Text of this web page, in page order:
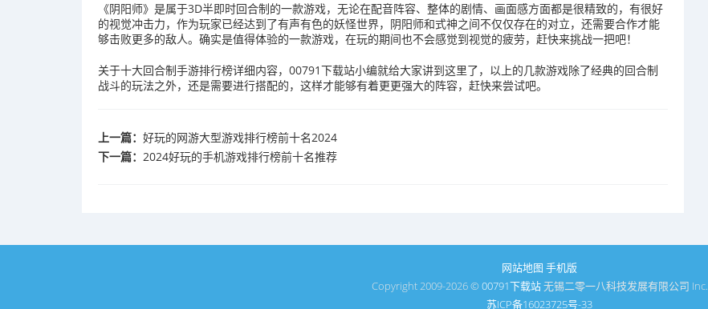
《阴阳师》是属于3D半即时回合制的一款游戏，无论在配音阵容、整体的剧情、画面感方面都是很精致的，有很好
的视觉冲击力，作为玩家已经达到了有声有色的妖怪世界，阴阳师和式神之间不仅仅存在的对立，还需要合作才能
够击败更多的敌人。确实是值得体验的一款游戏，在玩的期间也不会感觉到视觉的疲劳，赶快来挑战一把吧！
关于十大回合制手游排行榜详细内容，00791下载站小编就给大家讲到这里了，以上的几款游戏除了经典的回合制
战斗的玩法之外，还是需要进行搭配的，这样才能够有着更更强大的阵容，赶快来尝试吧。
上一篇： 好玩的网游大型游戏排行榜前十名2024
下一篇： 2024好玩的手机游戏排行榜前十名推荐
网站地图 手机版
Copyright 2009-2026 ©00791下载站无锡二零一八科技发展有限公司 Inc.
苏ICP备16023725号-33